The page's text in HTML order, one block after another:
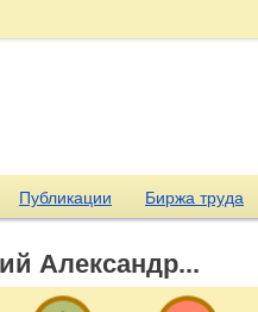
Публикации Биржа труда
Александр...